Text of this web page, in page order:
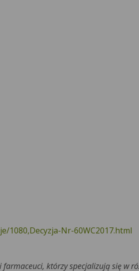
1080,Decyzja-Nr-60WC2017.html
którzy specjalizują się w